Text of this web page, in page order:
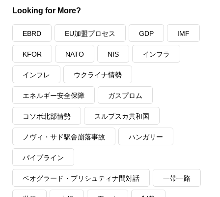
Looking for More?
EBRD EU加盟プロセス GDP IMF
KFOR NATO NIS インフラ
インフレ ウクライナ情勢
エネルギー安全保障 ガスプロム
コソボ北部情勢 スルプスカ共和国
ノヴィ・サド駅舎崩落事故 ハンガリー
パイプライン
ベオグラード・プリシュティナ間対話 一帯一路